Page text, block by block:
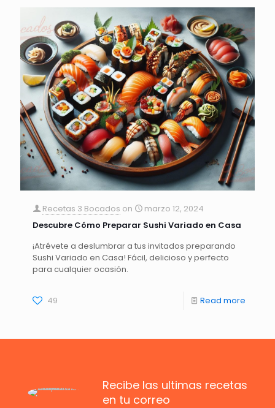
Recetas 3 Bocados on
marzo 12, 2024
Descubre Cómo Preparar Sushi Variado en Casa
¡Atrévete a deslumbrar a tus invitados preparando
Sushi Variado en Casa! Fácil, delicioso y perfecto
para cualquier ocasión.
49 Read more
Recibe las ultimas recetas
en tu correo